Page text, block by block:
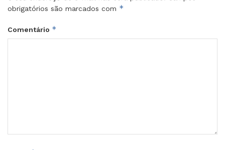
obrigatórios são marcados com *
Comentário *